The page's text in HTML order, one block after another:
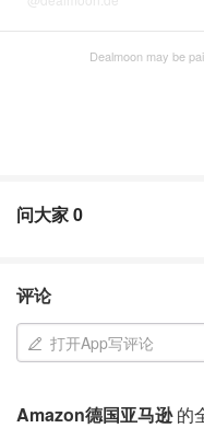
Dealmoon may be
问大家0
评论
打开App写评论
Amazon德国亚马逊的